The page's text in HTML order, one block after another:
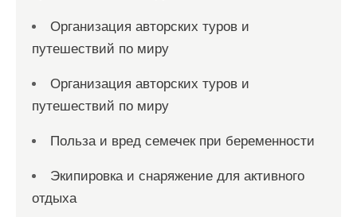
Организация авторских туров и
путешествий по миру
Организация авторских туров и
путешествий по миру
Польза и вред семечек при беременности
Экипировка и снаряжение для активного
отдыха